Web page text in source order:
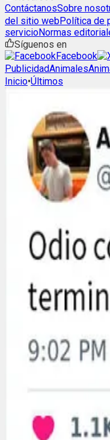
ContáctanosSobre
del sitio webPolítica de
servicioNormas
Síguenos en
Facebook
PublicidadAnimales
Inicio•Últimos